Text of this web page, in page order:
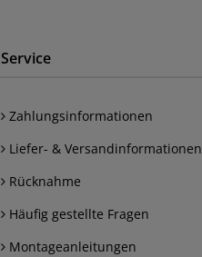
Service
Zahlungsinformationen
Liefer- & Versandinformationen
Rücknahme
Häufig gestellte Fragen
Montageanleitungen